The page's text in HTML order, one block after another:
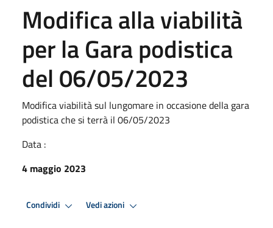
Modifica alla viabilità
per la Gara podistica
del 06/05/2023
Modifica viabilità sul lungomare in occasione della gara
podistica che si terrà il 06/05/2023
Data :
4 maggio 2023
Condividi Vedi azioni